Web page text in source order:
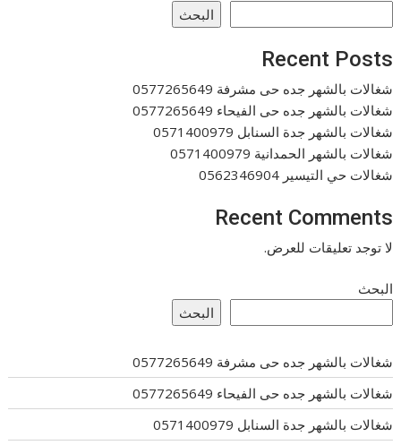
البحث
Recent Posts
شغالات بالشهر جده حى مشرفة 0577265649
شغالات بالشهر جده حى الفيحاء 0577265649
شغالات بالشهر جدة السنابل 0571400979
شغالات بالشهر الحمدانية 0571400979
شغالات حي التيسير 0562346904
Recent Comments
لا توجد تعليقات للعرض.
البحث
البحث
شغالات بالشهر جده حى مشرفة 0577265649
شغالات بالشهر جده حى الفيحاء 0577265649
شغالات بالشهر جدة السنابل 0571400979